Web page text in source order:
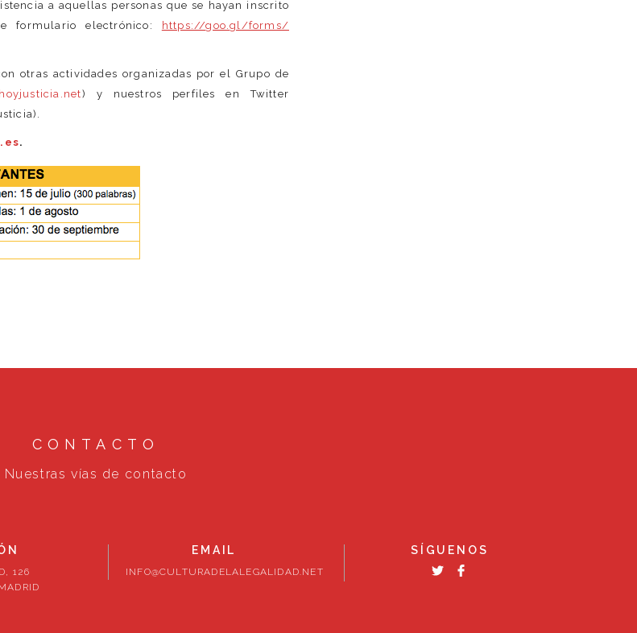
a aquellas personas que se hayan inscrito
formulario electrónico:
https://goo.gl/forms/
otras actividades organizadas por el Grupo de
) y nuestros perfiles en Twitter
.
CONTACTO
Nuestras vías de contacto
126
EMAIL
INFO@CULTURADELALEGALIDAD.NET
SÍGUENOS